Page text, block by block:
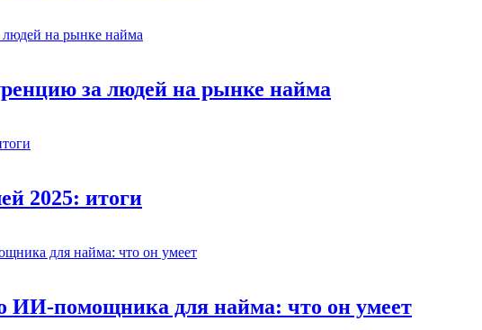
за людей на рынке найма
2025: итоги
ИИ-помощника для найма: что он умеет